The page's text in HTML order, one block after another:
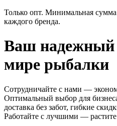
Только опт. Минимальная сумма
каждого бренда.
Ваш надежный
мире рыбалки
Сотрудничайте с нами —
Оптимальный выбор для
доставка без забот, гибкие
Работайте с лучшими —